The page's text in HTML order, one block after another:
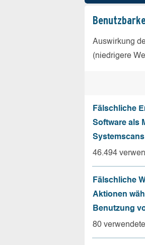
Auswirkung
(niedrigere
Fälschliche
Software als
Systemscans
46.494
Fälschliche
Aktionen
Benutzung
80